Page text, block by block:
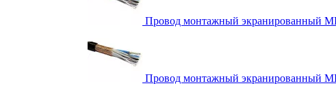
Провод монтажный экранированный
Провод монтажный экранированный